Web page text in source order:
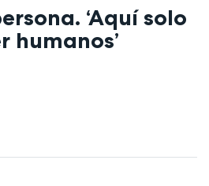
‘Aquí solo
humanos’